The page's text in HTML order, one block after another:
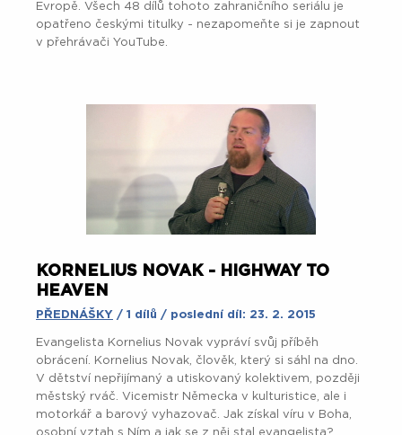
Evropě. Všech 48 dílů tohoto zahraničního seriálu je
opatřeno českými titulky - nezapomeňte si je zapnout
v přehrávači YouTube.
KORNELIUS NOVAK - HIGHWAY TO
HEAVEN
PŘEDNÁŠKY / 1 dílů / poslední díl: 23. 2. 2015
Evangelista Kornelius Novak vypráví svůj příběh
obrácení. Kornelius Novak, člověk, který si sáhl na dno.
V dětství nepřijímaný a utiskovaný kolektivem, později
městský rváč. Vicemistr Německa v kulturistice, ale i
motorkář a barový vyhazovač. Jak získal víru v Boha,
osobní vztah s Ním a jak se z něj stal evangelista?